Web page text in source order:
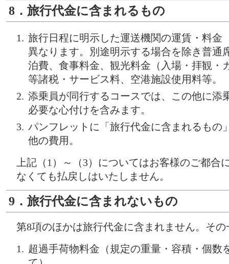
8．旅行代金に含まれるもの
旅行日程に明示した運送機関の運賃・料金
異なります。別途明示する場合を除き普通
泊費、食事料金、観光料金（入場・拝観・
等諸税・サービス料、空港施設使用料等。
添乗員が同行するコースでは、この他に添
必要な心付けを含みます。
パンフレットに「旅行代金に含まれるもの
他の費用。
上記（1）～（3）についてはお客様のご都合
なくても払戻しはいたしません。
9．旅行代金に含まれないもの
第8項のほかは旅行代金に含まれません。そ
超過手荷物料金（規定の重量・容積・個数